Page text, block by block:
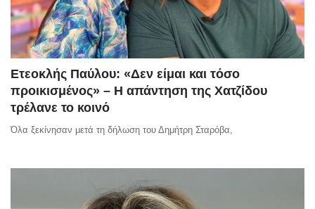
Ετεοκλής Παύλου: «Δεν είμαι και τόσο
προικισμένος» – H απάντηση της Χατζίδου
τρέλανε το κοινό
Όλα ξεκίνησαν μετά τη δήλωση του Δημήτρη Σταρόβα,